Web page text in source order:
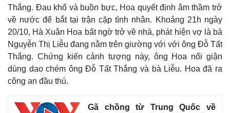
Thắng. Đau khổ và buồn bực, Hoa quyết định âm thầm trở
về nước để bắt tại trận cặp tình nhân. Khoảng 21h ngày
20/10, Hà Xuân Hoa bất ngờ trở về nhà, phát hiện vợ là bà
Nguyễn Thị Liễu đang nằm trên giường với với ông Đỗ Tất
Thắng. Chứng kiến cảnh tượng này, ông Hoa nổi giận
dùng dao chém ông Đỗ Tất Thắng và bà Liễu. Hoa đã ra
công an đầu thú.
Gã chồng từ Trung Quốc về